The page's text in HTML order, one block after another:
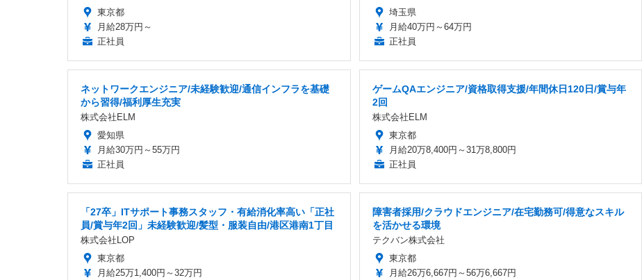
東京都
月給28万円～
正社員
埼玉県
月給40万円～64万円
正社員
ネットワークエンジニア/未経験歓迎/通信インフラを基礎
から習得/福利厚生充実
株式会社ELM
愛知県
月給30万円～55万円
正社員
ゲームQAエンジニア/資格取得支援/年間休日120日/賞与年
2回
株式会社ELM
東京都
月給20万8,400円～31万8,800円
正社員
「27卒」ITサポート事務スタッフ・有給消化率高い「正社
員/賞与年2回」未経験歓迎/髪型・服装自由/港区港南1丁目
株式会社LOP
東京都
月給25万1,400円～32万円
障害者採用/クラウドエンジニア/在宅勤務可/得意なスキル
を活かせる環境
テクバン株式会社
東京都
月給26万6,667円～56万6,667円